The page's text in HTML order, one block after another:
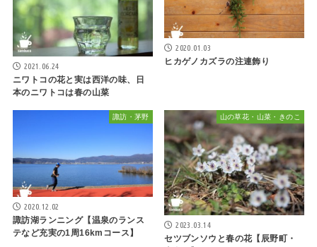
2021.06.24
ニワトコの花と実は西洋の味、日
本のニワトコは春の山菜
2020.01.03
ヒカゲノカズラの注連飾り
諏訪・茅野
2020.12.02
諏訪湖ランニング【温泉のランス
テなど充実の1周16kmコース】
山の草花・山菜・きのこ
2023.03.14
セツブンソウと春の花【辰野町・